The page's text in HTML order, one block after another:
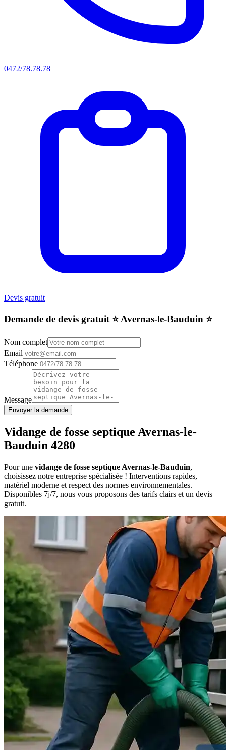
0472/78.78.78
Devis gratuit
Demande de devis gratuit ⭐️ Avernas-le-Bauduin ⭐️
Nom complet
Email
Téléphone
Message
Envoyer la demande
Vidange de fosse septique Avernas-le-
Bauduin 4280
Pour une vidange de fosse septique Avernas-le-Bauduin,
choisissez notre entreprise spécialisée ! Interventions rapides,
matériel moderne et respect des normes environnementales.
Disponibles 7j/7, nous vous proposons des tarifs clairs et un devis
gratuit.